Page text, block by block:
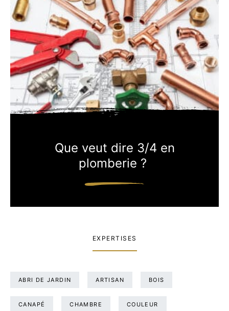
Que veut dire 3/4 en
plomberie ?
EXPERTISES
ABRI DE JARDIN ARTISAN BOIS
CANAPÉ CHAMBRE COULEUR